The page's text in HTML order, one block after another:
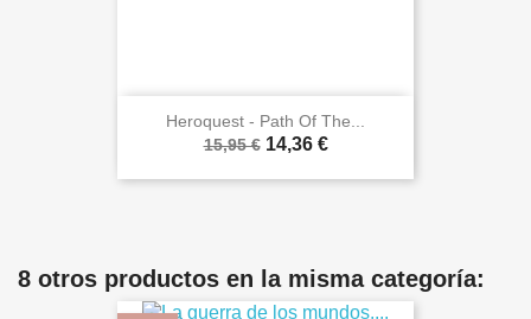
Heroquest - Path Of The...
15,95 € 14,36 €
8 otros productos en la misma categoría: